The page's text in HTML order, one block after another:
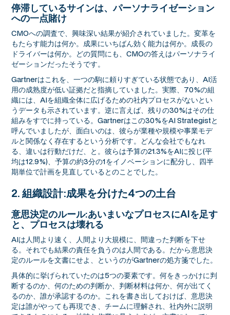
停滞しているサインは、パーソナライゼーション
への一点賭け
CMOへの調査で、興味深い結果が紹介されていました。変革を
もたらす能力は何か。成果にいちばん効く能力は何か。成長の
ドライバーは何か。どの質問にも、CMOの答えはパーソナライ
ゼーションだったそうです。
Gartnerはこれを、一つの駒に頼りすぎている状態であり、AI活
用の成熟度が低い証拠だと指摘していました。実際、70%の組
織には、AIを組織全体に広げるための社内プロセスがないとい
うデータも示されています。逆に言えば、残りの30%はその仕
組みをすでに持っている。Gartnerはこの30%をAI Strategistと
呼んでいましたが、面白いのは、彼らが業種や規模や事業モデ
ルと関係なく存在するという分析です。どんな会社でもなれ
る、違いは行動だけだ、と。彼らは予算の21.3%をAIに投じ(平
均は12.9%)、予算の約3分の1をイノベーションに配分し、四半
期単位で計画を見直しているとのことでした。
2. 組織設計:成果を分けた4つの土台
意思決定のルール:あいまいなプロセスにAIを足す
と、プロセスは壊れる
AIは人間より速く、人間より大規模に、間違った判断を下せ
る。それでも結果の責任を負うのは人間である。だから意思決
定のルールを文書にせよ、というのがGartnerの処方箋でした。
具体的に挙げられていたのは5つの要素です。何をきっかけに判
断するのか、何のための判断か、判断材料は何か、何が出てく
るのか、誰が承認するのか。これを書き出しておけば、意思決
定は誰がやっても再現でき、チームに理解され、社内外に説明